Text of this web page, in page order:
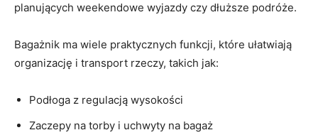
planujących weekendowe wyjazdy ⁢czy dłuższe podróże.
Bagażnik ma wiele praktycznych funkcji, które ułatwiają​
organizację i ‌transport rzeczy, takich jak:
Podłoga z regulacją wysokości
Zaczepy na torby i uchwyty na bagaż